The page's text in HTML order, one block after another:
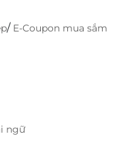
/ E-Coupon mua sắm
ngữ